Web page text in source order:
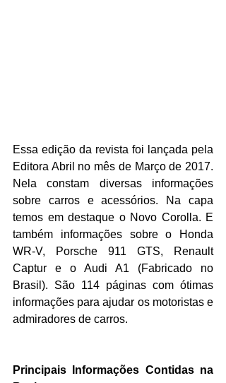
Essa edição da revista foi lançada pela
Editora Abril no mês de Março de 2017.
Nela constam diversas informações
sobre carros e acessórios. Na capa
temos em destaque o Novo Corolla. E
também informações sobre o Honda
WR-V, Porsche 911 GTS, Renault
Captur e o Audi A1 (Fabricado no
Brasil). São 114 páginas com ótimas
informações para ajudar os motoristas e
admiradores de carros.
Principais Informações Contidas na